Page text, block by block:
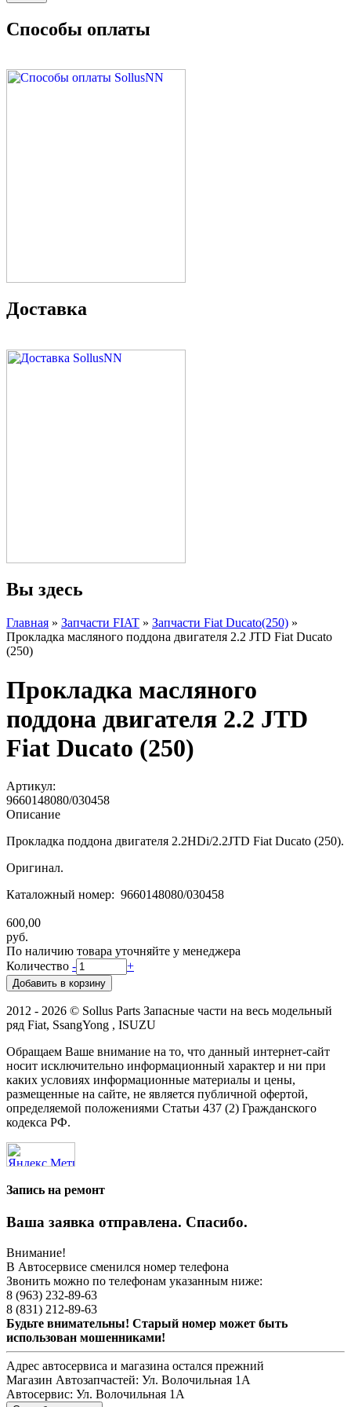
Способы оплаты
Доставка
Вы здесь
Главная » Запчасти FIAT » Запчасти Fiat Ducato(250) »
Прокладка масляного поддона двигателя 2.2 JTD Fiat Ducato
(250)
Прокладка масляного
поддона двигателя 2.2 JTD
Fiat Ducato (250)
Артикул:
9660148080/030458
Описание
Прокладка поддона двигателя 2.2HDi/2.2JTD Fiat Ducato (250).
Оригинал.
Каталожный номер: 9660148080/030458
600,00
руб.
По наличию товара уточняйте у менеджера
Количество - +
2012 - 2026 © Sollus Parts Запасные части на весь модельный
ряд Fiat, SsangYong , ISUZU
Обращаем Ваше внимание на то, что данный интернет-сайт
носит исключительно информационный характер и ни при
каких условиях информационные материалы и цены,
размещенные на сайте, не является публичной офертой,
определяемой положениями Статьи 437 (2) Гражданского
кодекса РФ.
Запись на ремонт
Ваша заявка отправлена. Спасибо.
Внимание!
В Автосервисе сменился номер телефона
Звонить можно по телефонам указанным ниже:
8 (963) 232-89-63
8 (831) 212-89-63
Будьте внимательны! Старый номер может быть
использован мошенниками!
Адрес автосервиса и магазина остался прежний
Магазин Автозапчастей: Ул. Волочильная 1А
Автосервис: Ул. Волочильная 1А